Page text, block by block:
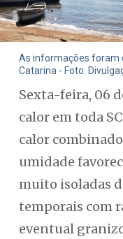
As informações foram
Catarina - Foto:
Sexta-feira, 06
calor em toda
calor
umidade
muito isoladas
temporais com
eventual